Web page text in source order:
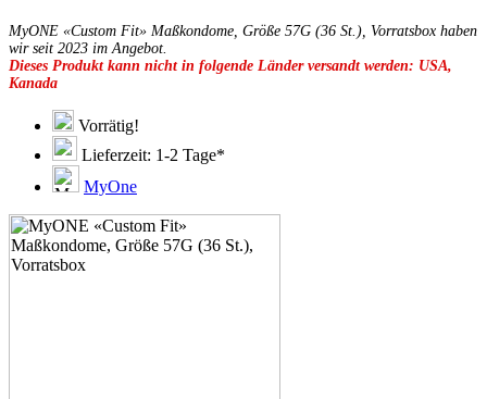
49D
49E
49F
49G
51C
51D
51E
51F
51G
53C
53D
53E
MyONE «Custom Fit» Maßkondome, Größe 57G (36 St.), Vorratsbox haben
wir seit 2023 im Angebot.
Dieses Produkt kann nicht in folgende Länder versandt werden: USA,
Kanada
Vorrätig!
Lieferzeit: 1-2 Tage*
MyOne